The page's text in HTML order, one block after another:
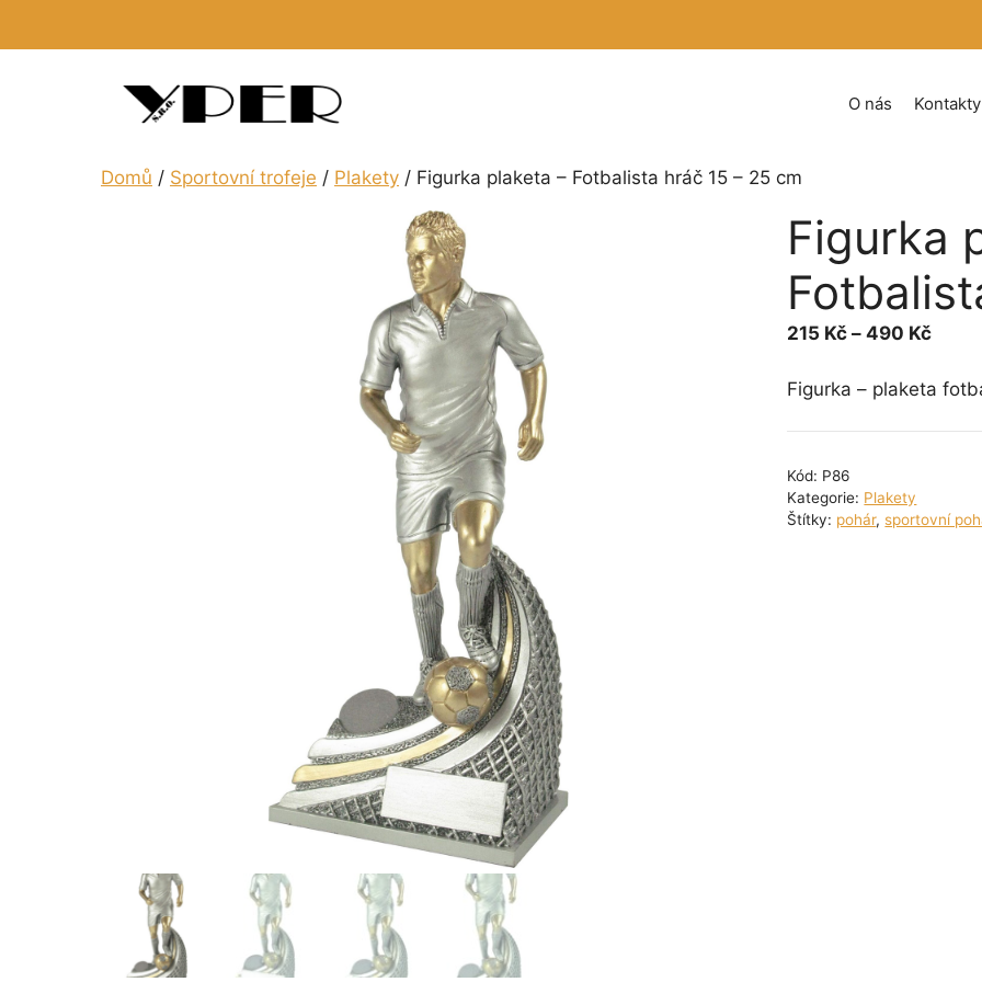
O nás Kontakty
Domů / Sportovní trofeje / Plakety / Figurka plaketa – Fotbalista hráč 15 – 25 cm
Figurka
215 Kč – 490 Kč
215
Figurka – plaketa
Kód: P86
Kategorie: Plakety
Štítky: pohár,sportovní